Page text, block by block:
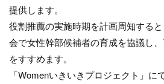
提供します。
役割推薦の実施時期を計画周知する
会で女性幹部候補者の育成を協議し
をすすめます。
「Womenいきいきプロジェクト」に